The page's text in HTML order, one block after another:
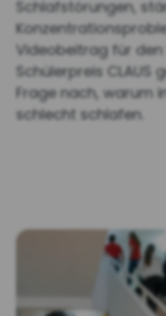
Schlafstörungen,
Videobeitrag für
Schülerpreis CLAUS
Frage nach, warum
schlecht schlafen.